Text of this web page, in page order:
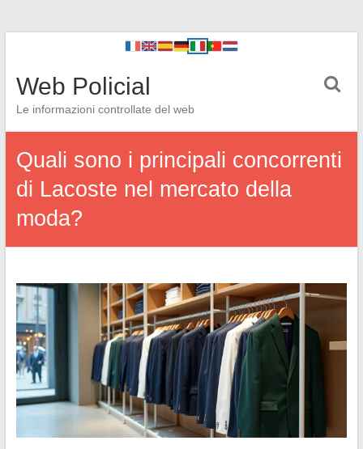
Web Policial
Le informazioni controllate del web
Quali sono i principali concorrenti
di Lacoste nel mercato della
moda?